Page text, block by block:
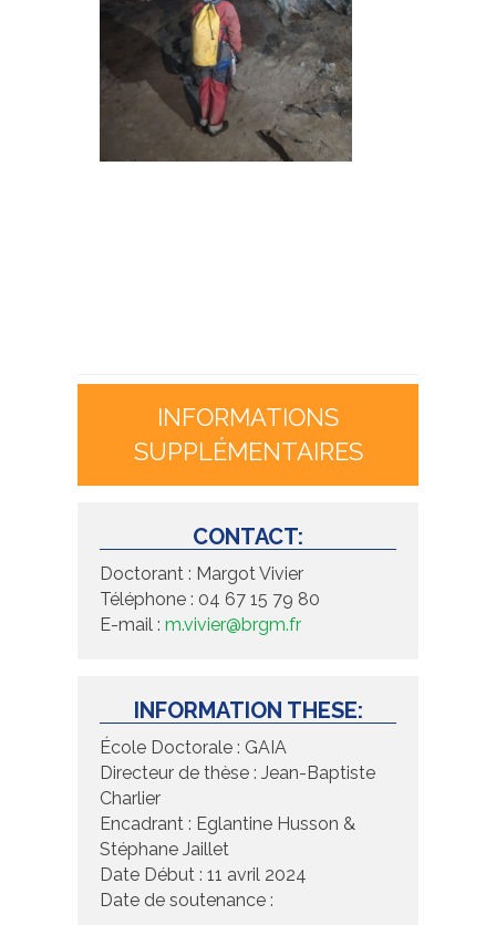
INFORMATIONS
SUPPLÉMENTAIRES
CONTACT:
Doctorant : Margot Vivier
Téléphone : 04 67 15 79 80
E-mail : m.vivier@brgm.fr
INFORMATION THESE:
École Doctorale : GAIA
Directeur de thèse : Jean-Baptiste
Charlier
Encadrant : Eglantine Husson &
Stéphane Jaillet
Date Début : 11 avril 2024
Date de soutenance :